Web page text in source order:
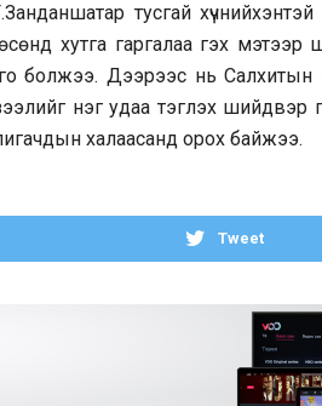
тусгай
хутга гаргалаа гэх мэтээр
болжээ. Дээрээс нь
нэг удаа тэглэх шийдвэр
халаасанд орох байжээ.
Tweet